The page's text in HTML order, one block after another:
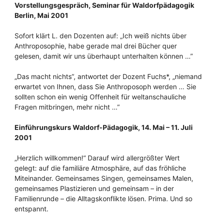
Vorstellungsgespräch, Seminar für Waldorfpädagogik
Berlin, Mai 2001
Sofort klärt L. den Dozenten auf: „Ich weiß nichts über
Anthroposophie, habe gerade mal drei Bücher quer
gelesen, damit wir uns überhaupt unterhalten können …”
„Das macht nichts”, antwortet der Dozent Fuchs*, „niemand
erwartet von Ihnen, dass Sie Anthroposoph werden … Sie
sollten schon ein wenig Offenheit für weltanschauliche
Fragen mitbringen, mehr nicht …”
Einführungskurs Waldorf-Pädagogik, 14. Mai – 11. Juli
2001
„Herzlich willkommen!“ Darauf wird allergrößter Wert
gelegt: auf die familiäre Atmosphäre, auf das fröhliche
Miteinander. Gemeinsames Singen, gemeinsames Malen,
gemeinsames Plastizieren und gemeinsam – in der
Familienrunde – die Alltagskonflikte lösen. Prima. Und so
entspannt.